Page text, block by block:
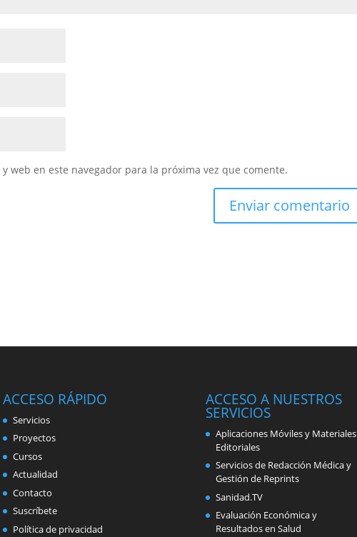
web en este navegador para la próxima vez que comente.
ACCESO RÁPIDO
Servicios
Proyectos
Cursos
Actualidad
Contacto
Suscríbete
Política de privacidad
ACCESO A NUESTROS
SERVICIOS
Aplicaciones Móviles y Materiales
Editoriales
Servicios de Redacción Médica y
Gestión de Reprints
Sanidad.TV
Evaluación Económica y
Resultados en Salud